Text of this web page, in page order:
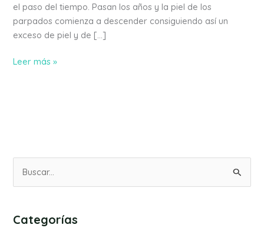
el paso del tiempo. Pasan los años y la piel de los
parpados comienza a descender consiguiendo así un
exceso de piel y de […]
Leer más »
c
Categorías